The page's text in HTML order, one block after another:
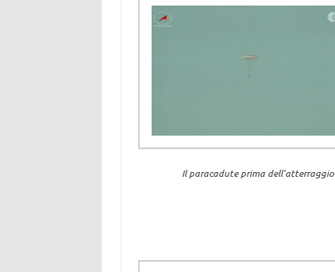
Il paracadute prima dell’atterraggio